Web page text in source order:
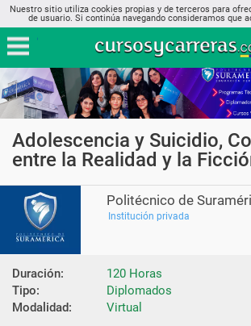
Nuestro sitio utiliza cookies propias y de terceros para
de usuario. Si continúa navegando consideramos que
Adolescencia y Suicidio,
entre la Realidad y la
Politécnico de
Institución privada
Duración:
120 Horas
Tipo:
Diplomados
Modalidad:
Virtual